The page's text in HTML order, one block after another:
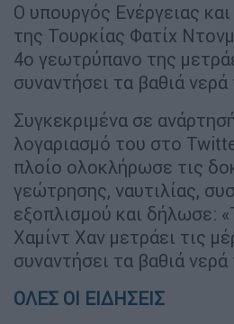
Ο υπουργός Ενέργειας
της Τουρκίας Φατίχ
4ο γεωτρύπανο της
συναντήσει τα βαθιά
Συγκεκριμένα σε
λογαριασμό του στο
πλοίο ολοκλήρωσε τις
γεώτρησης, ναυτιλίας,
εξοπλισμού και δήλωσε:
Χαμίντ Χαν μετράει τις
συναντήσει τα βαθιά
ΟΛΕΣ ΟΙ ΕΙΔΗΣΕΙΣ